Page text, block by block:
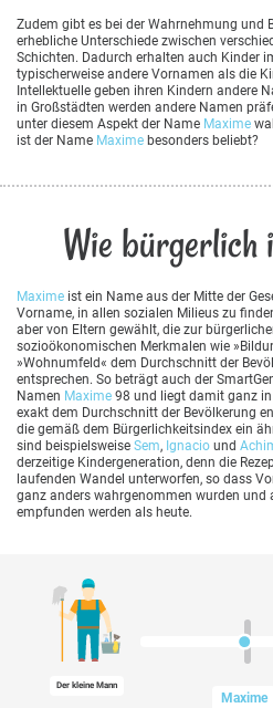
Zudem gibt es bei der Wahrnehmung und
erhebliche Unterschiede zwischen
Schichten. Dadurch erhalten auch Kinder
typischerweise andere Vornamen als die
Intellektuelle geben ihren Kindern andere
in Großstädten werden andere Namen
unter diesem Aspekt der Name Maxime
ist der Name Maxime besonders beliebt?
Wie
Maxime ist ein Name aus der Mitte der
Vorname, in allen sozialen Milieus zu
aber von Eltern gewählt, die zur
sozioökonomischen Merkmalen wie
»Wohnumfeld« dem Durchschnitt der
entsprechen. So beträgt auch der
Namen Maxime 98 und liegt damit ganz in
exakt dem Durchschnitt der Bevölkerung
die gemäß dem Bürgerlichkeitsindex ein
sind beispielsweise Sem, Ignacio und
derzeitige Kindergeneration, denn die
laufenden Wandel unterworfen, so dass
ganz anders wahrgenommen wurden und
empfunden werden als heute.
Der kleine Mann
Maxime